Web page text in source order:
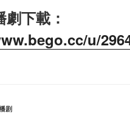
下載：
u/
剧